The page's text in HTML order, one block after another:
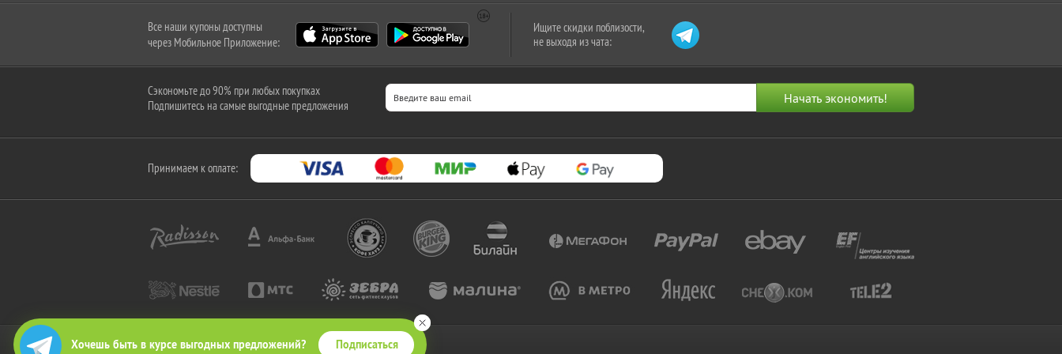
Хочешь быть в курсе выгодных предложений? Подписаться
Все наши купоны доступны
через Мобильное Приложение:
Ищите скидки поблизости,
не выходя из чата:
Сэкономьте до 90% при любых покупках
Подпишитесь на самые выгодные предложения
Принимаем к оплате:
2010-2026 © КупиКупон. Все права защищены.